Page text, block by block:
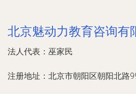
北京魅动力教育咨询有
法人代表： 巫家民
注册地址： 北京市朝阳区朝阳北路